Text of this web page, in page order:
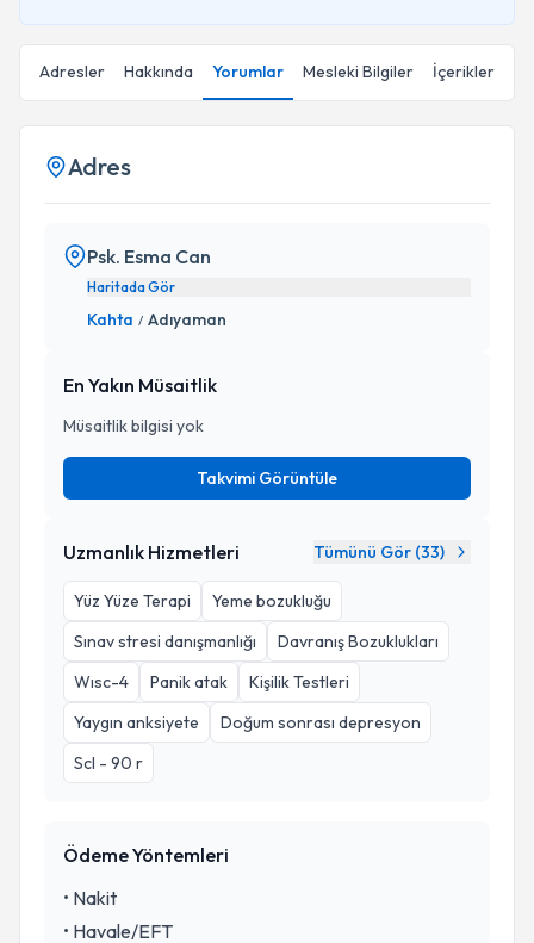
Adresler Hakkında Yorumlar Mesleki Bilgiler İçerikler
Adres
Psk. Esma Can
Haritada Gör
Kahta / Adıyaman
En Yakın Müsaitlik
Müsaitlik bilgisi yok
Takvimi Görüntüle
Uzmanlık Hizmetleri Tümünü Gör (33)
Yüz Yüze Terapi
Yeme bozukluğu
Sınav stresi danışmanlığı
Davranış Bozuklukları
Wısc-4
Panik atak
Kişilik Testleri
Yaygın anksiyete
Doğum sonrası depresyon
Scl - 90 r
Ödeme Yöntemleri
• Nakit
• Havale/EFT